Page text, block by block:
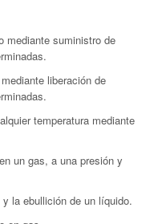
mediante suministro de
liberación de
temperatura mediante
un gas, a una presión y
la ebullición de un líquido.